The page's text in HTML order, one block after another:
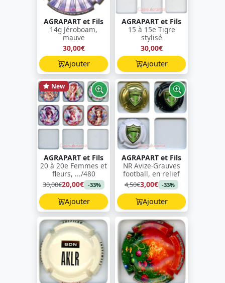
AGRAPART et Fils
14g Jéroboam,
mauve
30,00€
Ajouter
AGRAPART et Fils
15 à 15e Tigre
stylisé
30,00€
Ajouter
New
AGRAPART et Fils
20 à 20e Femmes et
fleurs, .../480
30,00€20,00€ -33%
Ajouter
AGRAPART et Fils
NR Avize-Grauves
football, en relief
4,50€3,00€ -33%
Ajouter